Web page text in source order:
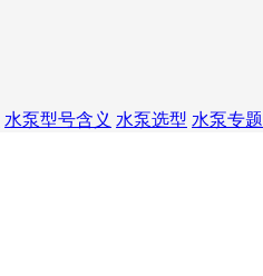
水泵型号含义 水泵选型 水泵专题